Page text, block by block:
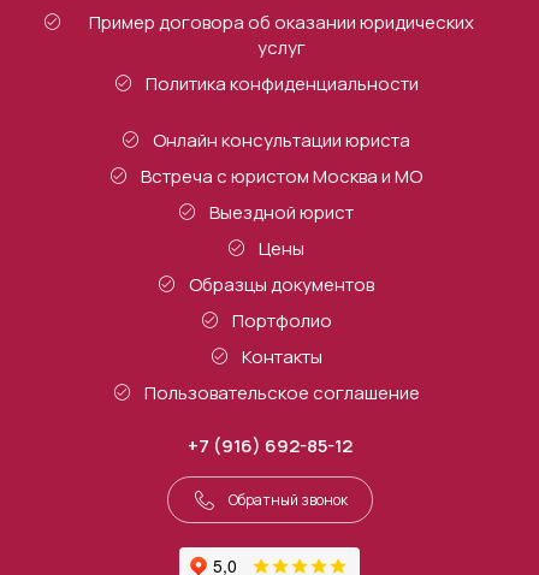
Пример договора об оказании юридических
услуг
Политика конфиденциальности
Онлайн консультации юриста
Встреча с юристом Москва и МО
Выездной юрист
Цены
Образцы документов
Портфолио
Контакты
Пользовательское соглашение
+7 (916) 692-85-12
Обратный звонок